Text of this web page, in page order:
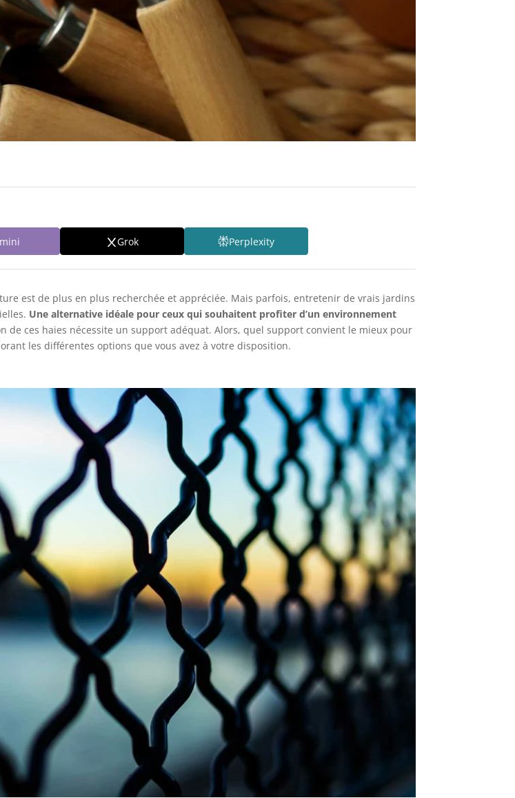
Grok Perplexity
est de plus en plus recherchée et appréciée. Mais parfois, entretenir de vrais jardins
Une alternative idéale pour ceux qui souhaitent profiter d’un environnement
de ces haies nécessite un support adéquat. Alors, quel support convient le mieux pour
les différentes options que vous avez à votre disposition.